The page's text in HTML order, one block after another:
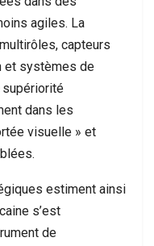
agiles. La
capteurs
et systèmes de
supériorité
dans les
visuelle » et
estiment ainsi
s’est
de